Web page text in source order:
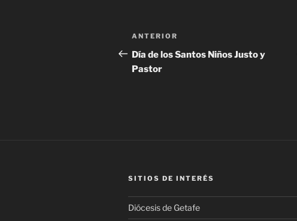
Navegación
de
entradas
Entrada
anterior:
ANTERIOR
Día de los Santos Niños Justo y
Pastor
SITIOS DE INTERÉS
Diócesis de Getafe